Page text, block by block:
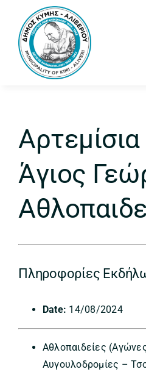
content
Άγιος
Πληροφορίες
Date: 14/08/2024
Αθλοπαιδείες
Αυγουλοδρομίες –